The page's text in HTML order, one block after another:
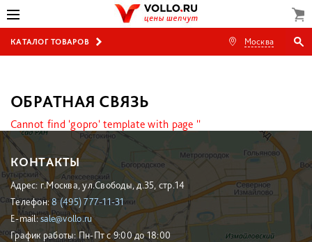
КАТАЛОГ ТОВАРОВ Москва
ОБРАТНАЯ СВЯЗЬ
Cannot find 'gopro' template with page ''
КОНТАКТЫ
Адрес: г.Москва, ул.Свободы, д.35, стр.14
Телефон:8 (495) 777-11-31
E-mail:sale@vollo.ru
График работы: Пн-Пт с 9:00 до 18:00